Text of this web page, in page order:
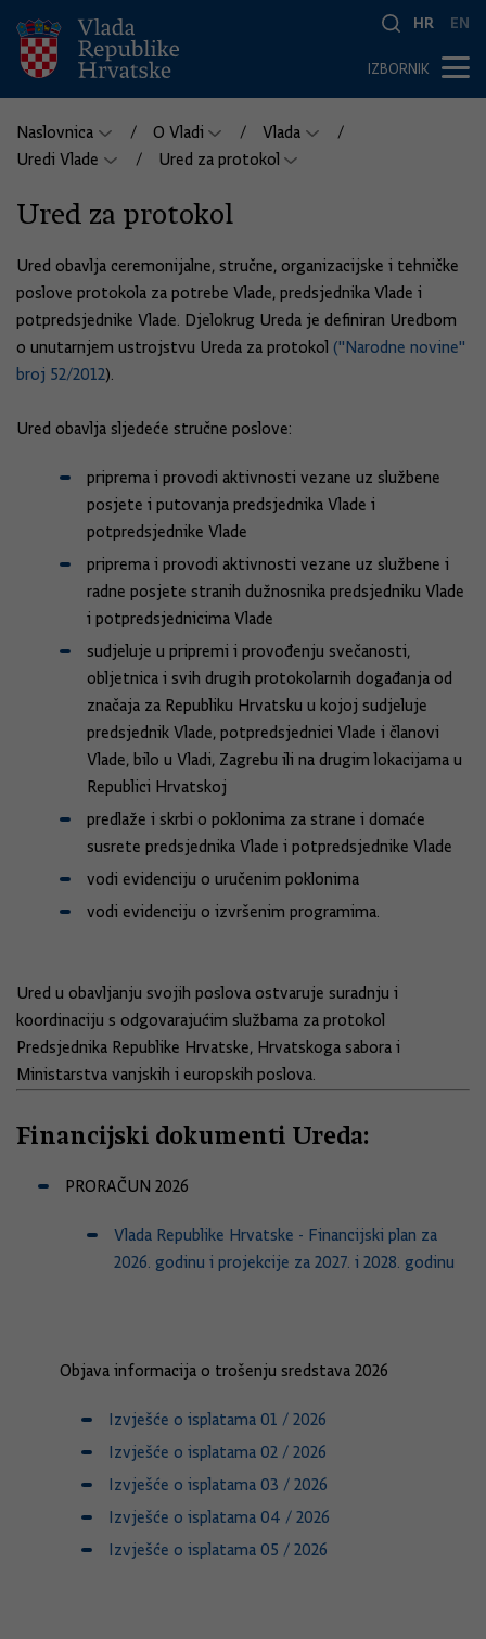
HR EN
IZBORNIK
Naslovnica O Vladi
Vlada
Uredi Vlade
Ured za protokol
Ured za protokol
Ured obavlja ceremonijalne, stručne, organizacijske i tehničke
poslove protokola za potrebe Vlade, predsjednika Vlade i
potpredsjednike Vlade. Djelokrug Ureda je definiran Uredbom
o unutarnjem ustrojstvu Ureda za protokol ("Narodne novine"
broj 52/2012).
Ured obavlja sljedeće stručne poslove:
priprema i provodi aktivnosti vezane uz službene
posjete i putovanja predsjednika Vlade i
potpredsjednike Vlade
priprema i provodi aktivnosti vezane uz službene i
radne posjete stranih dužnosnika predsjedniku Vlade
i potpredsjednicima Vlade
sudjeluje u pripremi i provođenju svečanosti,
obljetnica i svih drugih protokolarnih događanja od
značaja za Republiku Hrvatsku u kojoj sudjeluje
predsjednik Vlade, potpredsjednici Vlade i članovi
Vlade, bilo u Vladi, Zagrebu ili na drugim lokacijama u
Republici Hrvatskoj
predlaže i skrbi o poklonima za strane i domaće
susrete predsjednika Vlade i potpredsjednike Vlade
vodi evidenciju o uručenim poklonima
vodi evidenciju o izvršenim programima.
Ured u obavljanju svojih poslova ostvaruje suradnju i
koordinaciju s odgovarajućim službama za protokol
Predsjednika Republike Hrvatske, Hrvatskoga sabora i
Ministarstva vanjskih i europskih poslova.
Financijski dokumenti Ureda:
PRORAČUN 2026
Vlada Republike Hrvatske - Financijski plan za
2026. godinu i projekcije za 2027. i 2028. godinu
Objava informacija o trošenju sredstava 2026
Izvješće o isplatama 01 / 2026
Izvješće o isplatama 02 / 2026
Izvješće o isplatama 03 / 2026
Izvješće o isplatama 04 / 2026
Izvješće o isplatama 05 / 2026